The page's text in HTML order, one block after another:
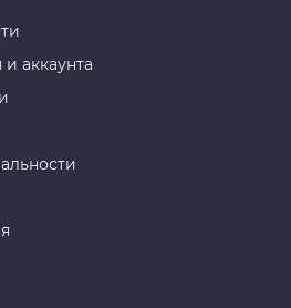
аккаунта